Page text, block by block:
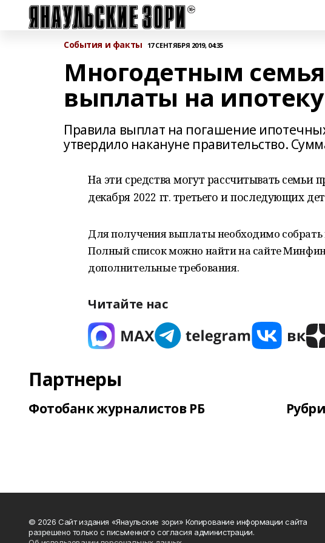
События и факты 17 СЕНТЯБРЯ 2019, 04:35
Многодетным
выплаты на ипотеку
Правила выплат на погашение
утвердило накануне правительство.
На эти средства могут рассчитывать семьи
декабря 2022 гг. третьего и последующих
Для получения выплаты необходимо
Полный список можно найти на сайте
дополнительные требования.
Читайте нас
Партнеры
Фотобанк журналистов РБ
© 2026 Сайт издания «Янаульские зори» Копирование информации сайта
разрешено только с письменного согласия администрации.